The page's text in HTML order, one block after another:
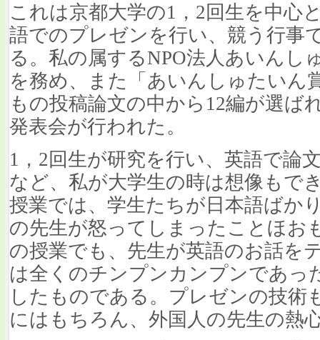
これは京都大学の1，2回生を中心
語でのプレゼンを行い、競う行事
る。私の属するNPO法人あいんし
を務め、また「あいんしゅたいん
もの投稿論文の中から12編が選ば
発表会が行われた。
1，2回生が研究を行い、英語で論
など、私が大学生の時は想像もで
授業では、学生たちが日本語ばか
の先生が怒ってしまったことほお
の授業でも、先生が英語のお話を
は全くのチンプンカンプンであっ
したものである。プレゼンの技術
にはもちろん、外国人の先生の熱